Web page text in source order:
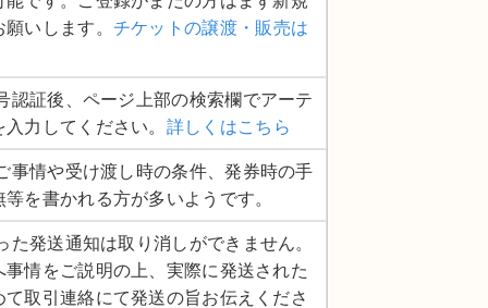
いします。 チケットの譲渡・販売は
認証後、ページ上部の検索欄でアーテ
力してください。 詳しくはこちら
事情や受け渡し時の条件、発券時の手
を書かれる方が多いようです。
た発送通知は取り消しができません。
事情をご説明の上、実際に発送された
て取引連絡にて発送の旨お伝えくださ